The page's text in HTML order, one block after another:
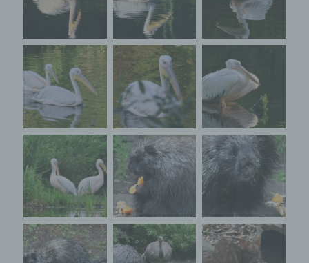
Warenkorbes im Online-Shop. Der Online-Shop
merkt sich die Artikel, die ein Kunde in den
virtuellen Warenkorb gelegt hat, über ein Cookie.
Die betroffene Person kann die Setzung von
Cookies durch unsere Internetseite jederzeit
mittels einer entsprechenden Einstellung des
genutzten Internetbrowsers verhindern und damit
der Setzung von Cookies dauerhaft
widersprechen. Ferner können bereits gesetzte
Cookies jederzeit über einen Internetbrowser oder
andere Softwareprogramme gelöscht werden. Dies
ist in allen gängigen Internetbrowsern möglich.
Deaktiviert die betroffene Person die Setzung von
Cookies in dem genutzten Internetbrowser, sind
unter Umständen nicht alle Funktionen unserer
Internetseite vollumfänglich nutzbar.